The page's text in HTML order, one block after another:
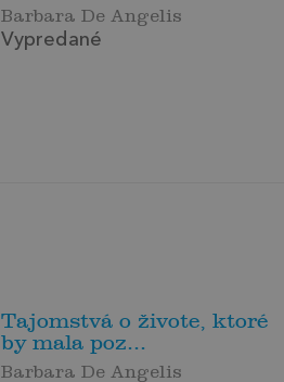
Barbara De Angelis
Vypredané
Tajomstvá o živote, ktoré
by mala poz...
Barbara De Angelis